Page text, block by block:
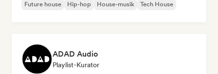
Future house
Hip-hop House-musik Tech House
ADAD Audio
Playlist-Kurator